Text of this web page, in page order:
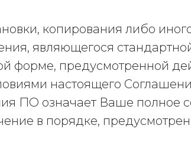
копирования либо
являющегося
форме, предусмотренной
настоящего
ПО означает Ваше полное
в порядке,